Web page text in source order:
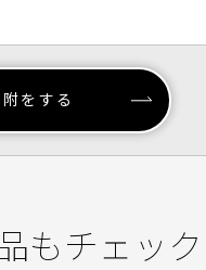
附をする
もチェック